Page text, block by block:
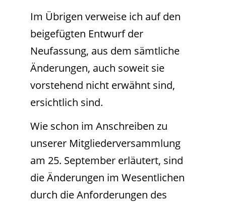
Im Übrigen verweise ich auf den
beigefügten Entwurf der
Neufassung, aus dem sämtliche
Änderungen, auch soweit sie
vorstehend nicht erwähnt sind,
ersichtlich sind.
Wie schon im Anschreiben zu
unserer Mitgliederversammlung
am 25. September erläutert, sind
die Änderungen im Wesentlichen
durch die Anforderungen des